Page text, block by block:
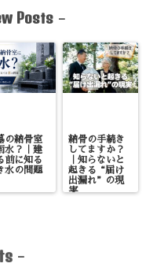
Posts -
の納骨室
水？｜建
前に知る
水の問題
納骨の手続き
してますか？
｜知らないと
起きる“届け
出漏れ”の現
実
-